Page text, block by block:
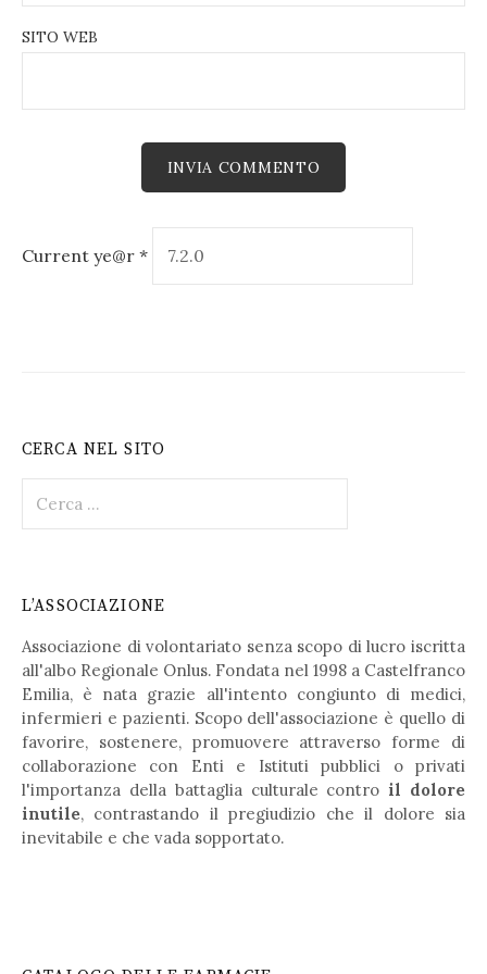
SITO WEB
Current ye@r *
CERCA NEL SITO
c
p
e
r
:
L’ASSOCIAZIONE
Associazione di volontariato senza scopo di lucro iscritta
all'albo Regionale Onlus. Fondata nel 1998 a Castelfranco
Emilia, è nata grazie all'intento congiunto di medici,
infermieri e pazienti. Scopo dell'associazione è quello di
favorire, sostenere, promuovere attraverso forme di
collaborazione con Enti e Istituti pubblici o privati
l'importanza della battaglia culturale contro il dolore
inutile, contrastando il pregiudizio che il dolore sia
inevitabile e che vada sopportato.